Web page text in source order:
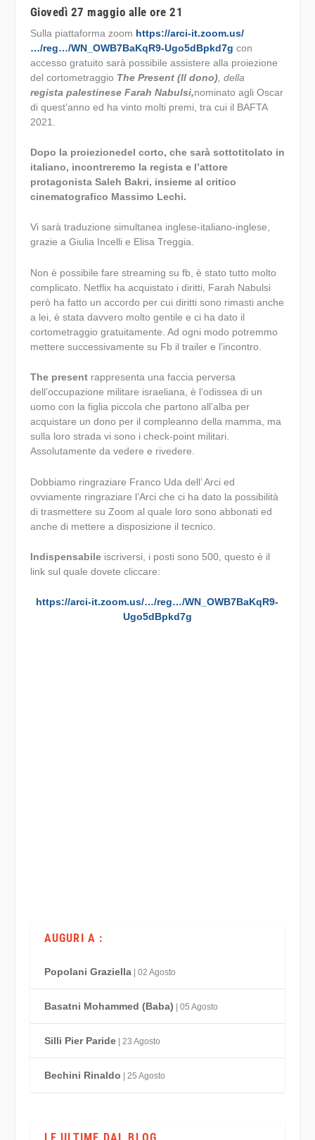
Giovedì 27 maggio alle ore 21
Sulla piattaforma zoom https://arci-it.zoom.us/
…/reg…/WN_OWB7BaKqR9-Ugo5dBpkd7g con
accesso gratuito sarà possibile assistere alla proiezione
del cortometraggio The Present (Il dono), della
regista palestinese Farah Nabulsi,nominato agli Oscar
di quest’anno ed ha vinto molti premi, tra cui il BAFTA
2021.
Dopo la proiezionedel corto, che sarà sottotitolato in
italiano, incontreremo la regista e l’attore
protagonista Saleh Bakri, insieme al critico
cinematografico Massimo Lechi.
Vi sarà traduzione simultanea inglese-italiano-inglese,
grazie a Giulia Incelli e Elisa Treggia.
Non è possibile fare streaming su fb, è stato tutto molto
complicato. Netflix ha acquistato i diritti, Farah Nabulsi
però ha fatto un accordo per cui diritti sono rimasti anche
a lei, è stata davvero molto gentile e ci ha dato il
cortometraggio gratuitamente. Ad ogni modo potremmo
mettere successivamente su Fb il trailer e l’incontro.
The presentrappresenta una faccia perversa
dell’occupazione militare israeliana, è l’odissea di un
uomo con la figlia piccola che partono all’alba per
acquistare un dono per il compleanno della mamma, ma
sulla loro strada vi sono i check-point militari.
Assolutamente da vedere e rivedere.
Dobbiamo ringraziare Franco Uda dell’ Arci ed
ovviamente ringraziare l’Arci che ci ha dato la possibilità
di trasmettere su Zoom al quale loro sono abbonati ed
anche di mettere a disposizione il tecnico.
Indispensabileiscriversi, i posti sono 500, questo è il
link sul quale dovete cliccare:
https://arci-it.zoom.us/…/reg…/WN_OWB7BaKqR9-
Ugo5dBpkd7g
AUGURI A :
Popolani Graziella| 02 Agosto
Basatni Mohammed (Baba) | 05 Agosto
Silli Pier Paride| 23 Agosto
Bechini Rinaldo | 25 Agosto